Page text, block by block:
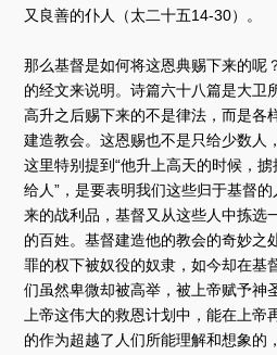
又良善的仆人（太二十五14-30）。
那么基督是如何将这恩典赐下来的呢
的经文来说明。诗篇六十八篇是大卫
高升之后赐下来的不是律法，而是各
建造教会。这恩赐也不是只给少数人
这里特别提到“他升上高天的时候，
给人”，是要表明我们这些归于基督
来的战利品，基督又从这些人中拣选
的百姓。基督建造他的教会的奇妙之
罪的权下被奴役的奴隶，如今却在基
们虽然卑微却被高举，被上帝赋予神
上帝这伟大的救恩计划中，能在上
的作为超越了人们所能理解和想象的